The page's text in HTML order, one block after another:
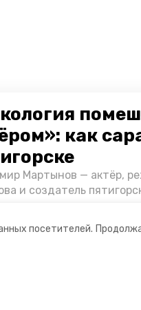
посетителей.
как
Мартынов — актёр,
и создатель
театр
«Портала